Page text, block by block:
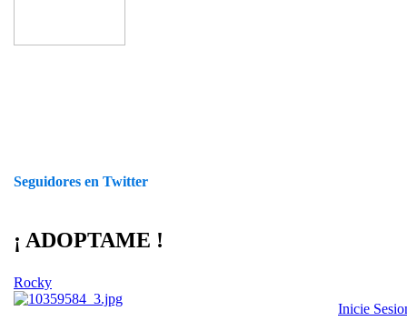
Seguidores en Twitter
¡ ADOPTAME !
Rocky
Inicie